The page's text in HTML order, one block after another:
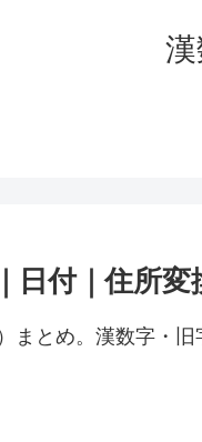
日付｜住所変
とめ。漢数字・旧